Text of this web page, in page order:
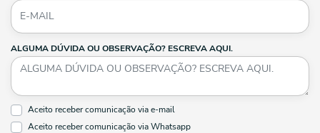
ALGUMA DÚVIDA OU OBSERVAÇÃO? ESCREVA AQUI.
Aceito receber comunicação via e-mail
Aceito receber comunicação via Whatsapp